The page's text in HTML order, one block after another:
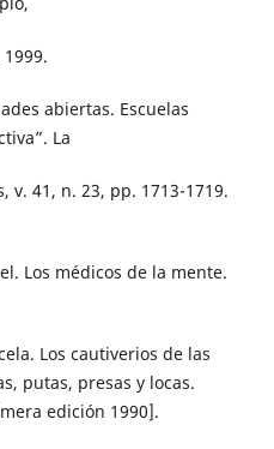
abiertas. Escuelas
La
v. 41, n. 23, pp. 1713-1719.
Los médicos de la mente.
Los cautiverios de las
putas, presas y locas.
edición 1990].